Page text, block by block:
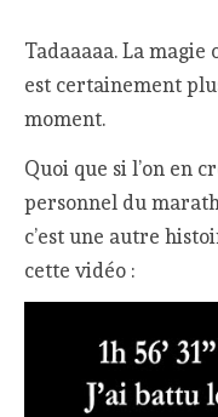
Tadaaaaa. La
est certainement
moment.
Quoi que si l’on en
personnel du
c’est une autre
cette vidéo :